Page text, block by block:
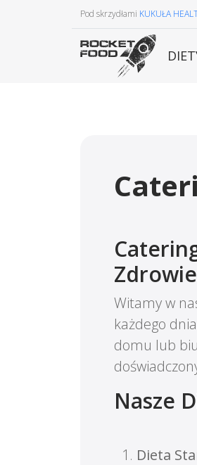
Pod skrzydłami KUKUŁA
Witamy w
każdego
domu lub
Nasze
Dieta